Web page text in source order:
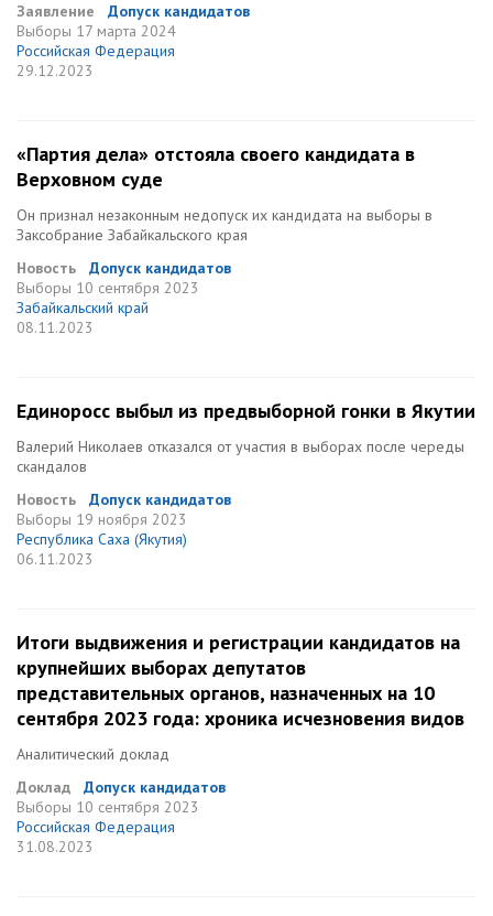
Заявление
Допуск кандидатов
Выборы 17 марта 2024
Российская Федерация
29.12.2023
«Партия дела» отстояла своего кандидата в
Верховном суде
Он признал незаконным недопуск их кандидата на выборы в
Заксобрание Забайкальского края
Новость
Допуск кандидатов
Выборы 10 сентября 2023
Забайкальский край
08.11.2023
Единоросс выбыл из предвыборной гонки в Якутии
Валерий Николаев отказался от участия в выборах после череды
скандалов
Новость
Допуск кандидатов
Выборы 19 ноября 2023
Республика Саха (Якутия)
06.11.2023
Итоги выдвижения и регистрации кандидатов на
крупнейших выборах депутатов
представительных органов, назначенных на 10
сентября 2023 года: хроника исчезновения видов
Аналитический доклад
Доклад
Допуск кандидатов
Выборы 10 сентября 2023
Российская Федерация
31.08.2023